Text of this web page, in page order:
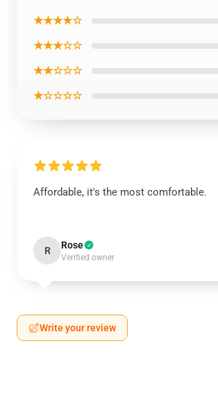
★★★★☆
★★★☆☆
★★☆☆☆
★☆☆☆☆
Affordable, it's the most comfortable.
R Rose
Verified owner
Write your review